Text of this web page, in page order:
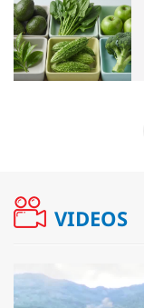
VIDEOS